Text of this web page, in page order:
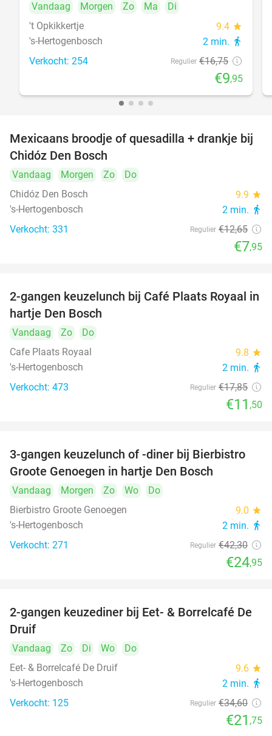
Vandaag Morgen Zo Ma
Di
't Opkikkertje
9.4 star
's-Hertogenbosch 2 min. directions_walk
Verkocht: 254 Regulier €16,75
€9,95
37%
Mexicaans broodje of quesadilla + drankje bij
Chidóz Den Bosch
Vandaag Morgen Zo
Do
Chidóz Den Bosch
9.9 star
's-Hertogenbosch 2 min. directions_walk
Verkocht: 331 Regulier €12,65
€7,95
36%
2-gangen keuzelunch bij Café Plaats Royaal in
hartje Den Bosch
Vandaag Zo
Do
Cafe Plaats Royaal
9.8 star
's-Hertogenbosch 2 min. directions_walk
Verkocht: 473 Regulier €17,85
€11 ,50
41%
3-gangen keuzelunch of -diner bij Bierbistro
Groote Genoegen in hartje Den Bosch
Vandaag Morgen Zo Wo
Do
Bierbistro Groote Genoegen
9.0 star
's-Hertogenbosch 2 min. directions_walk
Verkocht: 271 Regulier €42,30
€24,95
37%
2-gangen keuzediner bij Eet- & Borrelcafé De
Druif
Vandaag Zo Di Wo
Do
Eet- & Borrelcafé De Druif
9.6 star
's-Hertogenbosch 2 min. directions_walk
Verkocht: 125 Regulier €34,60
€21 ,75